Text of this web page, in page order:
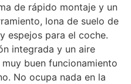
de rápido montaje y un
lona de suelo de
espejos para el coche.
integrada y un aire
buen funcionamiento
No ocupa nada en la